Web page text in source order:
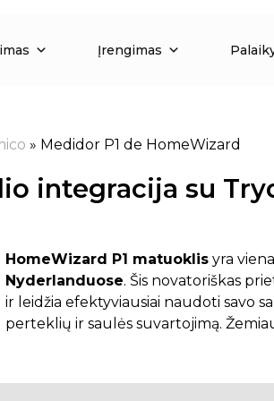
Įrengimas
» Medidor P1 de HomeWizard
integracija su
HomeWizard P1 matuoklis yra
Nyderlanduose. Šis novatoriškas
ir leidžia efektyviausiai naudoti savo
perteklių ir saulės suvartojimą.